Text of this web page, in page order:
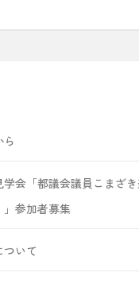
会「都議会議員こまざ
参加者募集
いて